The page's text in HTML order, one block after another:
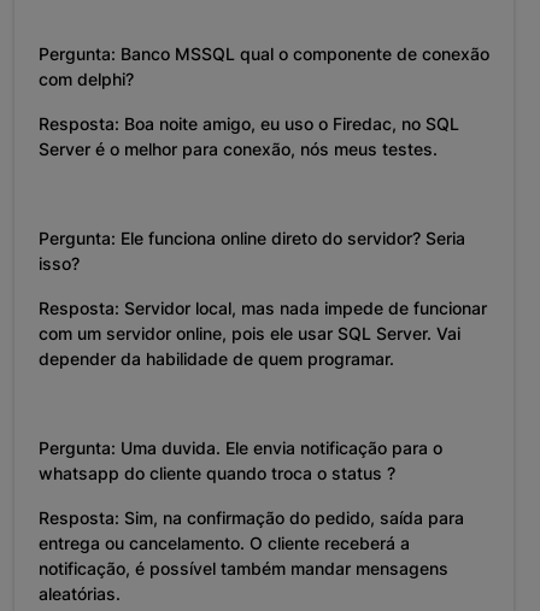
Pergunta: Banco MSSQL qual o componente de conexão
com delphi?
Resposta: Boa noite amigo, eu uso o Firedac, no SQL
Server é o melhor para conexão, nós meus testes.
Pergunta: Ele funciona online direto do servidor? Seria
isso?
Resposta: Servidor local, mas nada impede de funcionar
com um servidor online, pois ele usar SQL Server. Vai
depender da habilidade de quem programar.
Pergunta: Uma duvida. Ele envia notificação para o
whatsapp do cliente quando troca o status ?
Resposta: Sim, na confirmação do pedido, saída para
entrega ou cancelamento. O cliente receberá a
notificação, é possível também mandar mensagens
aleatórias.